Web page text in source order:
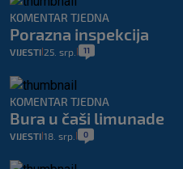
KOMENTAR TJEDNA
Porazna inspekcija
VIJESTI 25. srp. 11
KOMENTAR TJEDNA
Bura u čaši limunade
VIJESTI 18. srp. 0